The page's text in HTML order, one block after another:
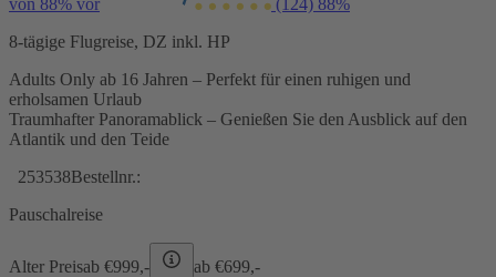
8-tägige Flugreise, DZ inkl. HP
Adults Only ab 16 Jahren – Perfekt für einen ruhigen und
erholsamen Urlaub
Traumhafter Panoramablick – Genießen Sie den Ausblick auf den
Atlantik und den Teide
253538Bestellnr.:
Pauschalreise
Alter Preisab €999,- ab €699,-